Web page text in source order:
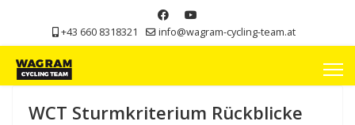
+43 660 8318321 info@wagram-cycling-team.at
WCT Sturmkriterium Rückblicke